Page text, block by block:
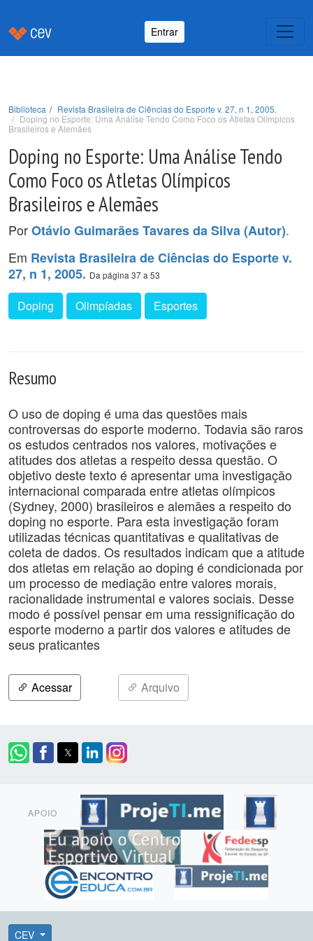
Entrar
Biblioteca
Revista Brasileira de Ciências do Esporte v. 27, n 1, 2005.
Doping no Esporte: Uma Análise Tendo Como Foco os Atletas Olímpicos
Brasileiros e Alemães
Doping no Esporte: Uma Análise Tendo
Como Foco os Atletas Olímpicos
Brasileiros e Alemães
PorOtávio Guimarães Tavares da Silva (Autor).
Em Revista Brasileira de Ciências do Esporte v.
27, n 1, 2005. Da página 37 a 53
Doping Olimpíadas Esportes
Resumo
O uso de doping é uma das questões mais
controversas do esporte moderno. Todavia são raros
os estudos centrados nos valores, motivações e
atitudes dos atletas a respeito dessa questão. O
objetivo deste texto é apresentar uma investigação
internacional comparada entre atletas olímpicos
(Sydney, 2000) brasileiros e alemães a respeito do
doping no esporte. Para esta investigação foram
utilizadas técnicas quantitativas e qualitativas de
coleta de dados. Os resultados indicam que a atitude
dos atletas em relação ao doping é condicionada por
um processo de mediação entre valores morais,
racionalidade instrumental e valores sociais. Desse
modo é possível pensar em uma ressignificação do
esporte moderno a partir dos valores e atitudes de
seus praticantes
Acessar Arquivo
APOIO
CEV